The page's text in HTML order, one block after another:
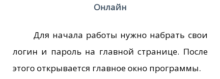
Онлайн
Для начала работы нужно набрать свои
логин и пароль на главной странице. После
этого открывается главное окно программы.